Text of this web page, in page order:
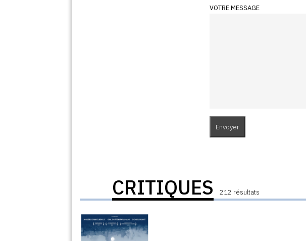
VOTRE MESSAGE
CRITIQUES 212 résultats